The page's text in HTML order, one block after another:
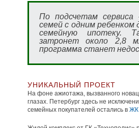
По подсчетам
семей с одним ребенком
семейную ипотеку.
затронет около 2,8
программа станет
УНИКАЛЬНЫЙ ПРОЕКТ
На фоне ажиотажа, вызванного
глазах. Петербург здесь не
семейных покупателей остались в ЖК